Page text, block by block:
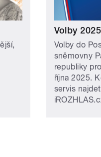
Volby 2025
Volby do
sněmovny
republiky
října 2025.
servis